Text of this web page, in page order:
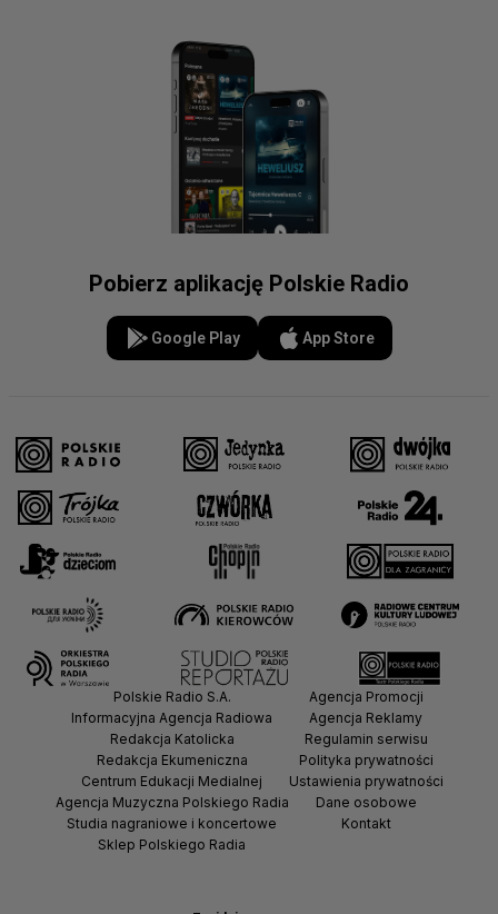
Pobierz aplikację Polskie Radio
Google Play App Store
Polskie Radio S.A.
Informacyjna Agencja Radiowa
Redakcja Katolicka
Redakcja Ekumeniczna
Centrum Edukacji Medialnej
Agencja Muzyczna Polskiego Radia
Studia nagraniowe i koncertowe
Sklep Polskiego Radia
Agencja Promocji
Agencja Reklamy
Regulamin serwisu
Polityka prywatności
Ustawienia prywatności
Dane osobowe
Kontakt